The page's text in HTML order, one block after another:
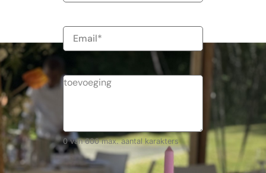
E-
mailadres
0 van 600 max. aantal karakters